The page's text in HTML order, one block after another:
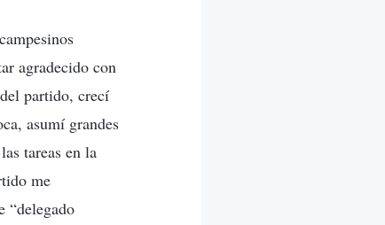
agradecido con
partido, crecí
asumí grandes
tareas en la
me
“delegado